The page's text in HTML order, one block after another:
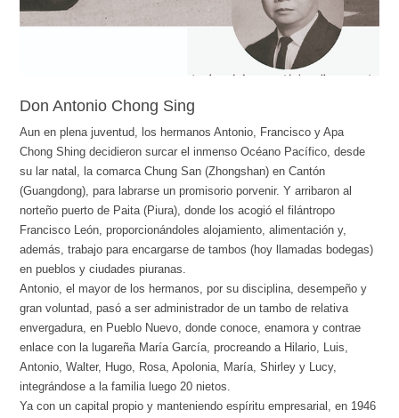
Don Antonio Chong Sing
Aun en plena juventud, los hermanos Antonio, Francisco y Apa
Chong Shing decidieron surcar el inmenso Océano Pacífico, desde
su lar natal, la comarca Chung San (Zhongshan) en Cantón
(Guangdong), para labrarse un promisorio porvenir. Y arribaron al
norteño puerto de Paita (Piura), donde los acogió el filántropo
Francisco León, proporcionándoles alojamiento, alimentación y,
además, trabajo para encargarse de tambos (hoy llamadas bodegas)
en pueblos y ciudades piuranas.
Antonio, el mayor de los hermanos, por su disciplina, desempeño y
gran voluntad, pasó a ser administrador de un tambo de relativa
envergadura, en Pueblo Nuevo, donde conoce, enamora y contrae
enlace con la lugareña María García, procreando a Hilario, Luis,
Antonio, Walter, Hugo, Rosa, Apolonia, María, Shirley y Lucy,
integrándose a la familia luego 20 nietos.
Ya con un capital propio y manteniendo espíritu empresarial, en 1946